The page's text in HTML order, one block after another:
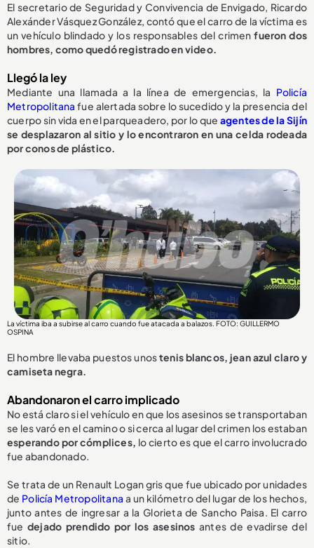
El secretario de Seguridad y Convivencia de Envigado, Ricardo
Alexánder Vásquez González, contó que el carro de la víctima es
un vehículo blindado y los responsables del crimenfueron dos
hombres, como quedó registrado en video.
Llegó la ley
Mediante una llamada a la línea de emergencias, la Policía
Metropolitana fue alertada sobre lo sucedido y la presencia del
cuerpo sin vida en el parqueadero, por lo que agentes de la Sijín
se desplazaron al sitio y lo encontraron en una celda rodeada
por conos de plástico.
La víctima iba a subirse al carro cuando fue atacada a balazos. FOTO: GUILLERMO
OSPINA
El hombre llevaba puestos unostenis blancos, jean azul claro y
camiseta negra.
Abandonaron el carro implicado
No está claro si el vehículo en que los asesinos se transportaban
se les varó en el camino o si cerca al lugar del crimen los estaban
esperando por cómplices, lo cierto es que el carro involucrado
fue abandonado.
Se trata de un Renault Logan gris que fue ubicado por unidades
de Policía Metropolitana a un kilómetro del lugar de los hechos,
junto antes de ingresar a la Glorieta de Sancho Paisa. El carro
fuedejado prendido por los asesinos antes de evadirse del
sitio.